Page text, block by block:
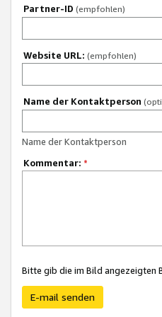
Partner-ID (empfohlen)
Website URL: (empfohlen)
Name der Kontaktperson
Name der Kontaktperson
Kommentar: *
Bitte gib die im Bild angezeigten
E-mail senden